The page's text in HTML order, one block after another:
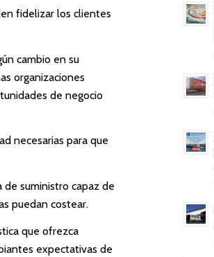
fidelizar los clientes
cambio en su
organizaciones
de negocio
necesarias para que
suministro capaz de
puedan costear.
que ofrezca
expectativas de